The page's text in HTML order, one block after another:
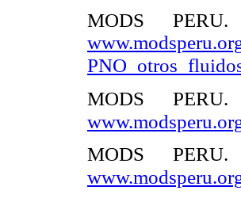
MODS
MODS
MODS